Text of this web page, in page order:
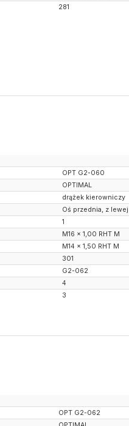
281
OPT G2-060
OPTIMAL
drążek kierowniczy
Oś przednia, z lewej
1
M16 x 1,00 RHT M
M14 x 1,50 RHT M
301
G2-062
4
3
OPT G2-062